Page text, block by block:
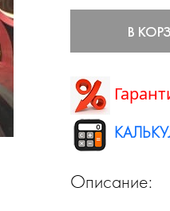
В
Описание: